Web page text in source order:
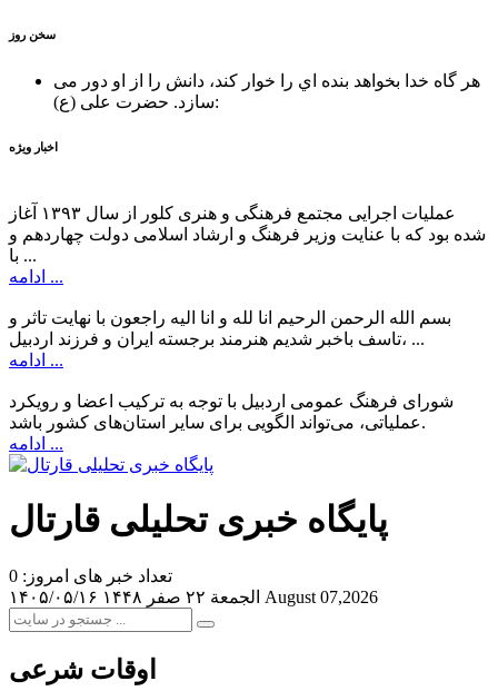
سخن روز
هر گاه خدا بخواهد بنده اي را خوار كند، دانش را از او دور می
سازد.حضرت علی (ع):
اخبار ویژه
عملیات اجرایی مجتمع فرهنگی و هنری کلور از سال ۱۳۹۳ آغاز
شده بود که با عنایت وزیر فرهنگ و ارشاد اسلامی دولت چهاردهم و
با ...
ادامه ...
بسم الله الرحمن الرحیم انا لله و انا الیه راجعون با نهایت تاثر و
تاسف باخبر شدیم هنرمند برجسته ایران و فرزند اردبیل، ...
ادامه ...
شورای فرهنگ عمومی اردبیل با توجه به ترکیب اعضا و رویکرد
عملیاتی، می‌تواند الگویی برای سایر استان‌های کشور باشد.
ادامه ...
پایگاه خبری تحلیلی قارتال
تعداد خبر های امروز: 0
۱۴۰۵/۰۵/۱۶
الجمعة ۲۲ صفر ۱۴۴۸ August 07,2026
اوقات شرعی